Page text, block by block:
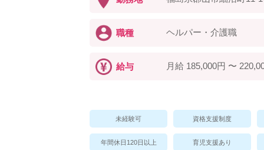
職種 ヘルパー・介護職
給与 月給 185,000円 〜
未経験可 資格支援制度
年間休日120日以上 育児支援あり